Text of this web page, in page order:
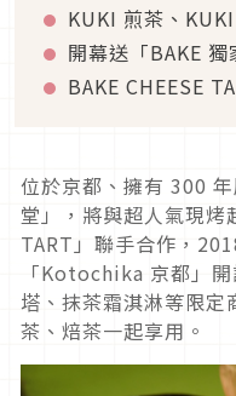
KUKI 煎茶、
開幕送「BAKE 獨
BAKE CHEESE
位於京都、擁有 300
堂」，將與超人氣現烤
TART」聯手合作，
「Kotochika 京都」
塔、抹茶霜淇淋等限定
茶、焙茶一起享用。